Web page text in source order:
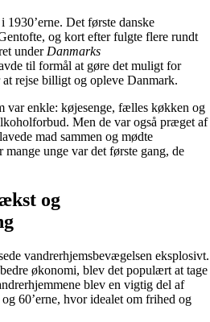
Det første danske
og kort efter fulgte flere rundt
underDanmarks
til formål at gøre det muligt for
rejse billigt og opleve Danmark.
var enkle: køjesenge, fælles køkken og
Men de var også præget af
mad sammen og mødte
mange unge var det første gang, de
og
vandrerhjemsbevægelsen eksplosivt.
økonomi, blev det populært at tage
blev en vigtig del af
60’erne, hvor idealet om frihed og